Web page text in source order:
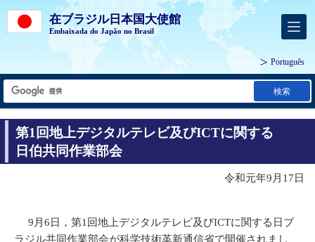
在ブラジル日本国大使館
Embaixada do Japão no Brasil
Português
検索
第1回地上デジタルテレビ及びICTに関する
日伯共同作業部会
令和元年9月17日
9月6日，第1回地上デジタルテレビ及びICTに関する日ブ
ラジル共同作業部会が科学技術革新通信省で開催されまし